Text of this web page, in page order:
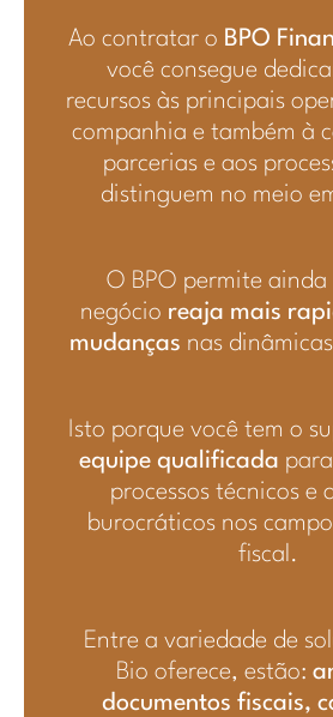
Ao contratar o BPO
você consegue
recursos às principais
companhia e também à
parcerias e aos
distinguem no meio
O BPO permite ainda
negócio reaja mais
mudanças nas
Isto porque você tem o
equipe qualificada
processos técnicos e
burocráticos nos
fiscal.
Entre a variedade de
Bio oferece, estão:
documentos fiscais,